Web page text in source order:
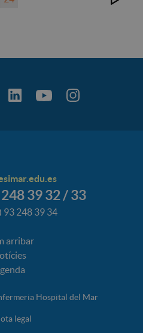
39 32 / 33
93 248 39 34
arribar
Hospital del Mar
legal